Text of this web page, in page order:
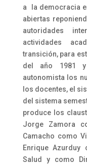
a la democracia
abiertas
autoridades
actividades
transición, para
del año 1981
autonomista los
los docentes, el
del sistema
produce los
Jorge Zamora
Camacho como
Enrique
Salud y como